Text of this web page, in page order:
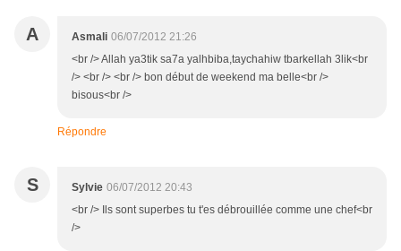
A Asmali 06/07/2012 21:26
<br /> Allah ya3tik sa7a yalhbiba,taychahiw tbarkellah 3lik<br
/> <br /> <br /> bon début de weekend ma belle<br />
bisous<br />
Répondre
S Sylvie 06/07/2012 20:43
<br /> Ils sont superbes tu t'es débrouillée comme une chef<br
/>